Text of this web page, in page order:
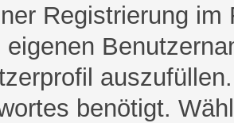
Registrierung
eigenen
benötigt.